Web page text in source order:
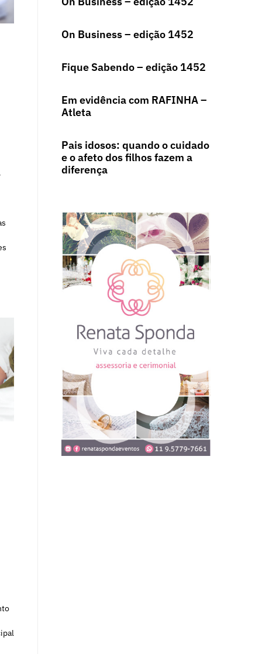
On Business – edição 1452
Fique Sabendo – edição 1452
Em evidência com RAFINHA –
Atleta
Pais idosos: quando o cuidado
e o afeto dos filhos fazem a
diferença